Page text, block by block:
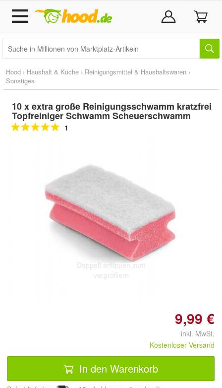
Hood › Haushalt & Küche › Reinigungsmittel & Haushaltswaren ›
Sonstiges
10 x extra große Reinigungsschwamm kratzfrei
Topfreiniger Schwamm Scheuerschwamm
1
Doppelt antippen zum
vergrößern
9,99 €
inkl. MwSt.
Kostenloser Versand
In den Warenkorb